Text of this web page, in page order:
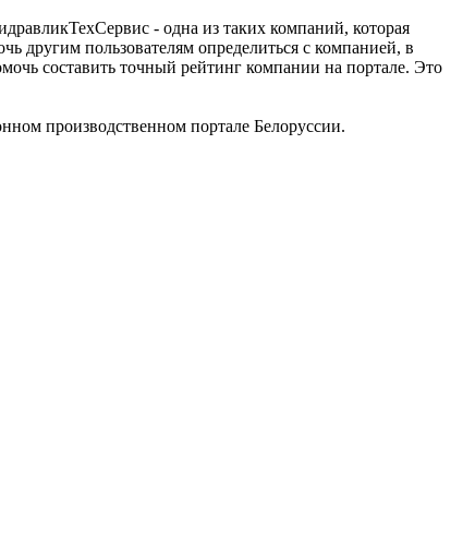
- одна из таких компаний, которая
другим пользователям определиться с компанией, в
составить точный рейтинг компании на портале. Это
производственном портале Белоруссии.